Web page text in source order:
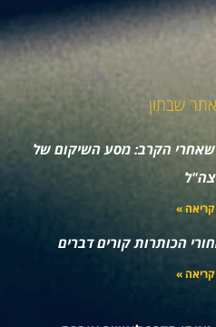
שבתון
הקרב: מסע השיקום של
צה"ל
»
הכותרות קורים דברים
»